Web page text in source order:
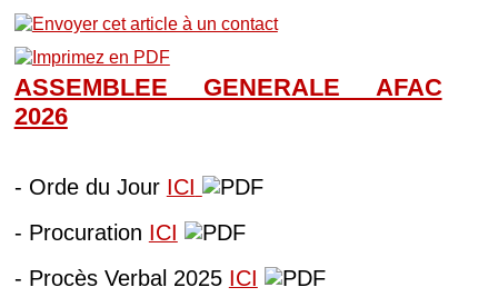
ASSEMBLEE GENERALE AFAC
2026
- Orde du Jour ICI
- Procuration ICI
- Procès Verbal 2025 ICI